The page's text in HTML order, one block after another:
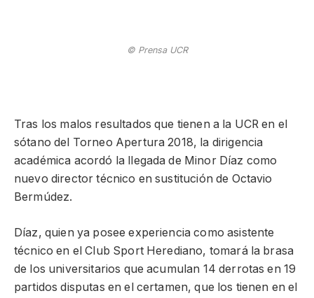
© Prensa UCR
Tras los malos resultados que tienen a la UCR en el
sótano del Torneo Apertura 2018, la dirigencia
académica acordó la llegada de Minor Díaz como
nuevo director técnico en sustitución de Octavio
Bermúdez.
Díaz, quien ya posee experiencia como asistente
técnico en el Club Sport Herediano, tomará la brasa
de los universitarios que acumulan 14 derrotas en 19
partidos disputas en el certamen, que los tienen en el